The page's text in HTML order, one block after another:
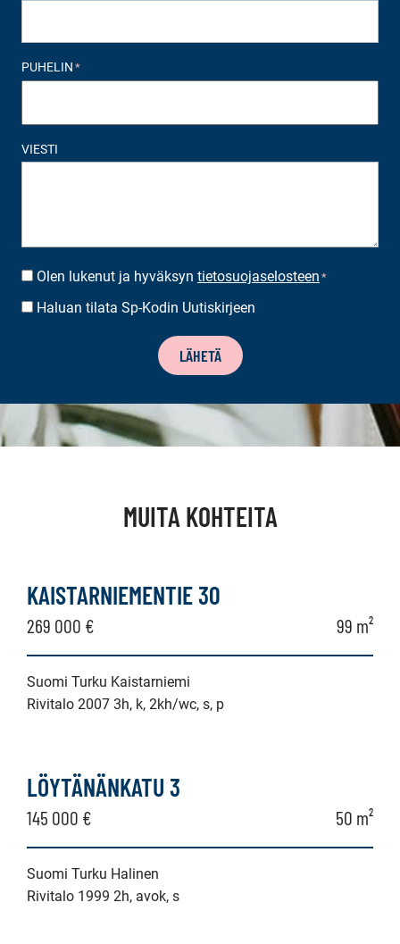
PUHELIN *
VIESTI
SUOSTUMUS*
Olen lukenut ja hyväksyn tietosuojaselosteen *
UUTISKIRJEEN
Haluan tilata Sp-Kodin Uutiskirjeen
LÄHETÄ
MUITA KOHTEITA
KAISTARNIEMENTIE 30
269 000 € 99 m²
Suomi Turku Kaistarniemi
Rivitalo 2007 3h, k, 2kh/wc, s, p
LÖYTÄNÄNKATU 3
145 000 € 50 m²
Suomi Turku Halinen
Rivitalo 1999 2h, avok, s